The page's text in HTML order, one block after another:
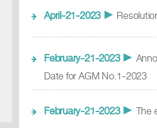
April-21-2023►
February-21-2023►
Date for AGM No.1-2023
February-21-2023► The